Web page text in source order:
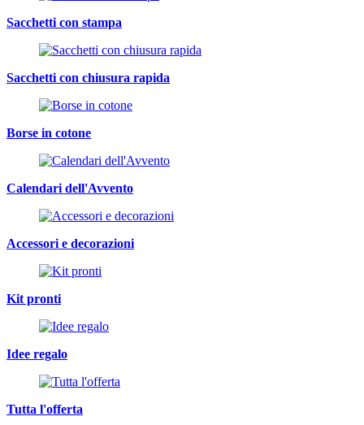
Sacchetti con stampa
Sacchetti con chiusura rapida
Borse in cotone
Calendari dell'Avvento
Accessori e decorazioni
Kit pronti
Idee regalo
Tutta l'offerta